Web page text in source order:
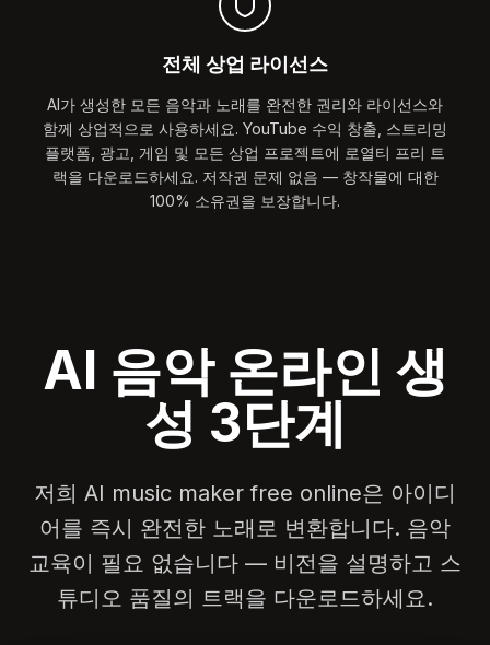
전체 상업 라이선스
AI가 생성한 모든 음악과 노래를 완전한 권리와 라이선스와
함께 상업적으로 사용하세요. YouTube 수익 창출, 스트리밍
플랫폼, 광고, 게임 및 모든 상업 프로젝트에 로열티 프리 트
랙을 다운로드하세요. 저작권 문제 없음 — 창작물에 대한
100% 소유권을 보장합니다.
AI 음악 온라인 생
성 3단계
저희 AI music maker free online은 아이디
어를 즉시 완전한 노래로 변환합니다. 음악
교육이 필요 없습니다 — 비전을 설명하고 스
튜디오 품질의 트랙을 다운로드하세요.